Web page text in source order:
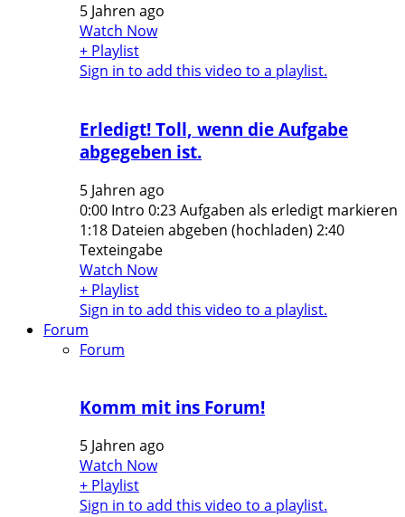
5 Jahren ago
Watch Now
+ Playlist
Sign in to add this video to a playlist.
Erledigt! Toll, wenn die Aufgabe
abgegeben ist.
5 Jahren ago
0:00 Intro 0:23 Aufgaben als erledigt markieren
1:18 Dateien abgeben (hochladen) 2:40
Texteingabe
Watch Now
+ Playlist
Sign in to add this video to a playlist.
Forum
Forum
Komm mit ins Forum!
5 Jahren ago
Watch Now
+ Playlist
Sign in to add this video to a playlist.